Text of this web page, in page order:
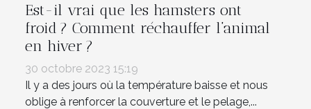
Est-il vrai que les hamsters ont
froid ? Comment réchauffer l’animal
en hiver ?
30 octobre 2023 15:19
Il y a des jours où la température baisse et nous
oblige à renforcer la couverture et le pelage,...